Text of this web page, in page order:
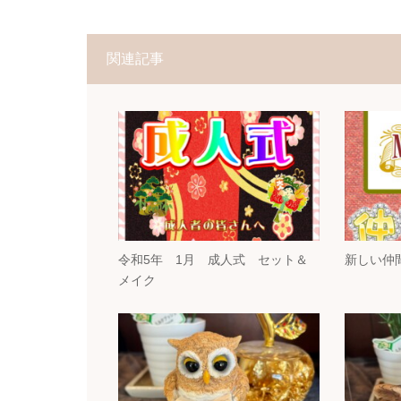
関連記事
令和5年 1月 成人式 セット＆
メイク
新しい仲